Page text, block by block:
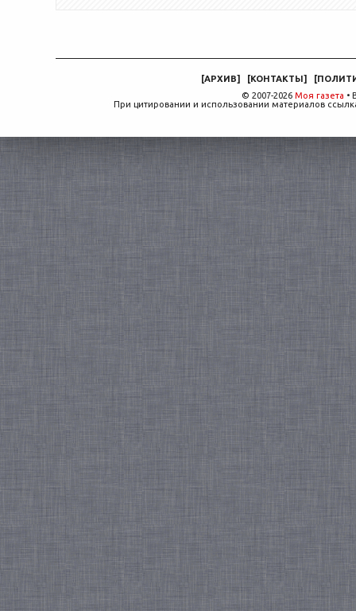
[АРХИВ] [КОНТАКТЫ] [
© 2007-2026 Моя газета •
При цитировании и использовании материалов